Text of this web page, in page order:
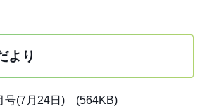
より
号(7月24日) (564KB)